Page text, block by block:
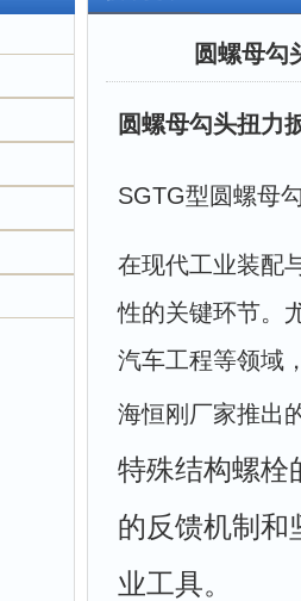
圆螺母勾
圆螺母勾头扭力
SGTG型圆螺母
在现代工业装配
性的关键环节。
汽车工程等领域
海恒刚厂家推出
特殊结构螺栓
的反馈机制和
业工具。